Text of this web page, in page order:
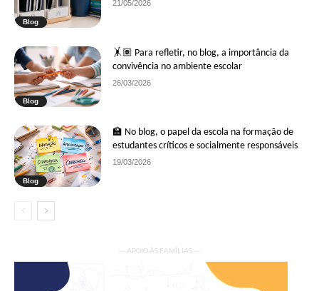
Blog
21/05/2026
Blog
🤸🏽 Para refletir, no blog, a importância da
convivência no ambiente escolar
26/03/2026
Blog
🏫 No blog, o papel da escola na formação de
estudantes críticos e socialmente responsáveis
19/03/2026
— APOIO ÀS FAMÍLIAS —